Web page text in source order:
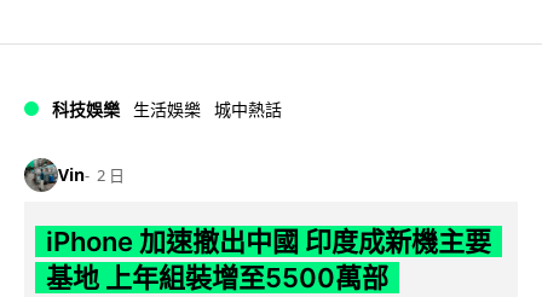
科技娛樂 生活娛樂 城中熱話
Vin 2 日
iPhone 加速撤出中國 印度成新機主要
基地 上年組裝增至5500萬部